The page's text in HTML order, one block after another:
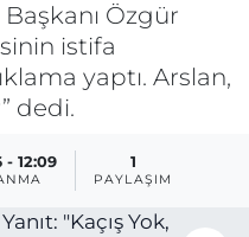
Özgür
istifa
yaptı. Arslan,
dedi.
- 12:09 1
PAYLAŞIM